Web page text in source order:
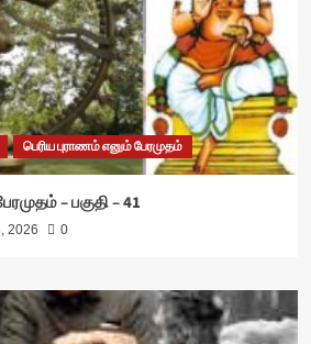
பெரிய புராணம் எனும் பேரமுதம்
– பகுதி – 41
2026 0